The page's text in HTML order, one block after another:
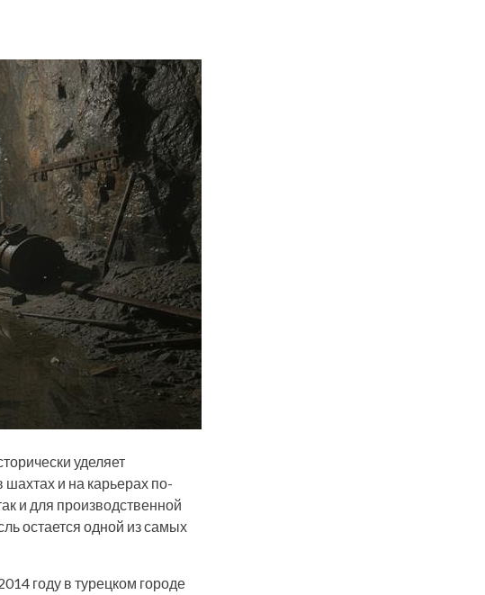
уделяет
и на карьерах по-
и для производственной
остается одной из самых
году в турецком городе